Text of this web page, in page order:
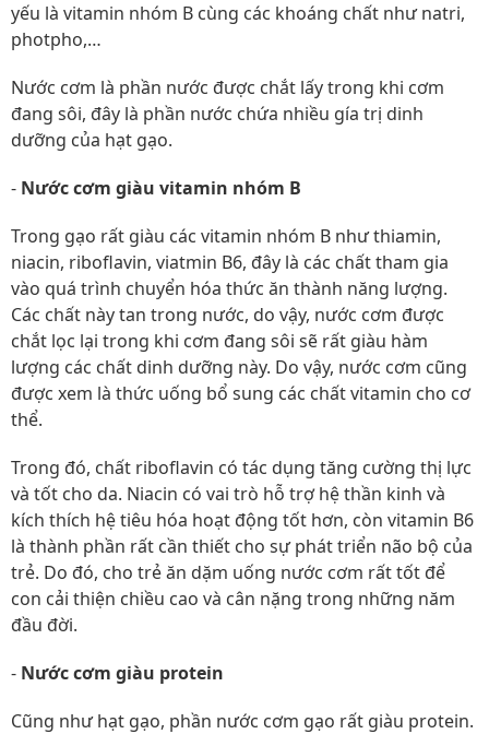
yếu là vitamin nhóm B cùng các khoáng chất như natri,
photpho,…
Nước cơm là phần nước được chắt lấy trong khi cơm
đang sôi, đây là phần nước chứa nhiều gía trị dinh
dưỡng của hạt gạo.
- Nước cơm giàu vitamin nhóm B
Trong gạo rất giàu các vitamin nhóm B như thiamin,
niacin, riboflavin, viatmin B6, đây là các chất tham gia
vào quá trình chuyển hóa thức ăn thành năng lượng.
Các chất này tan trong nước, do vậy, nước cơm được
chắt lọc lại trong khi cơm đang sôi sẽ rất giàu hàm
lượng các chất dinh dưỡng này. Do vậy, nước cơm cũng
được xem là thức uống bổ sung các chất vitamin cho cơ
thể.
Trong đó, chất riboflavin có tác dụng tăng cường thị lực
và tốt cho da. Niacin có vai trò hỗ trợ hệ thần kinh và
kích thích hệ tiêu hóa hoạt động tốt hơn, còn vitamin B6
là thành phần rất cần thiết cho sự phát triển não bộ của
trẻ. Do đó, cho trẻ ăn dặm uống nước cơm rất tốt để
con cải thiện chiều cao và cân nặng trong những năm
đầu đời.
- Nước cơm giàu protein
Cũng như hạt gạo, phần nước cơm gạo rất giàu protein.